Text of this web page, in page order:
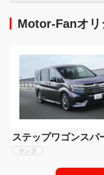
徹底比較】
Motor-Fanオリ
ステップワゴンスパ
ホンダ